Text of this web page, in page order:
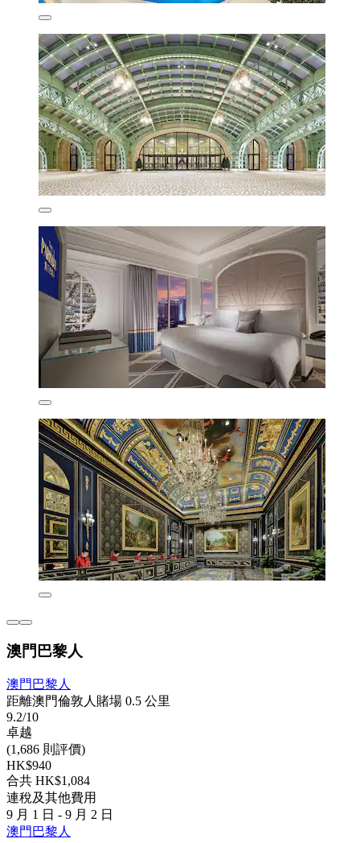
澳門巴黎人
澳門巴黎人
距離澳門倫敦人賭場 0.5 公里
9.2/10
卓越
(1,686 則評價)
HK$940
合共 HK$1,084
連稅及其他費用
9 月 1 日 - 9 月 2 日
澳門巴黎人